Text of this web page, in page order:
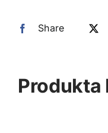
Share
Produkta